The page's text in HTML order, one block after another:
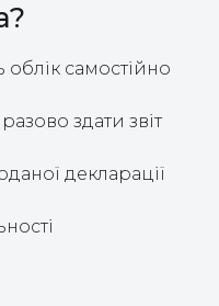
облік самостійно
здати звіт
декларації